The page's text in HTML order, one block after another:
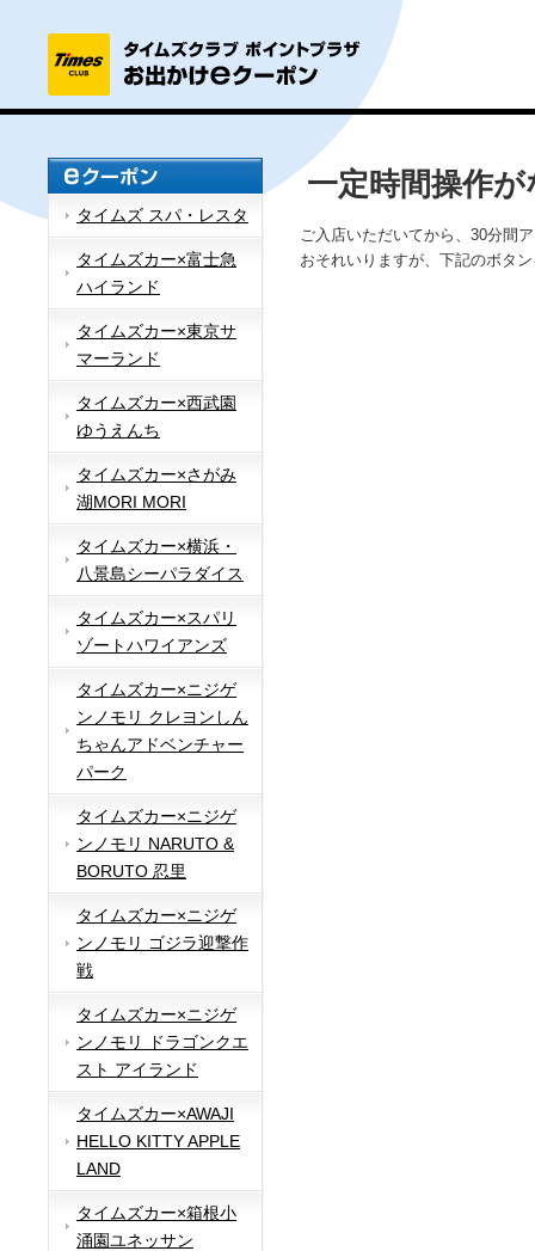
タイムズ スパ・レスタ
タイムズカー×富士急
ハイランド
タイムズカー×東京サ
マーランド
タイムズカー×西武園
ゆうえんち
タイムズカー×さがみ
湖MORI MORI
タイムズカー×横浜・
八景島シーパラダイス
タイムズカー×スパリ
ゾートハワイアンズ
タイムズカー×ニジゲ
ンノモリ クレヨンしん
ちゃんアドベンチャー
パーク
タイムズカー×ニジゲ
ンノモリ NARUTO &
BORUTO 忍里
タイムズカー×ニジゲ
ンノモリ ゴジラ迎撃作
戦
タイムズカー×ニジゲ
ンノモリ ドラゴンクエ
スト アイランド
タイムズカー×AWAJI
HELLO KITTY APPLE
LAND
タイムズカー×箱根小
涌園ユネッサン
一定時間操作
ご入店いただいてから、30分間
おそれいりますが、下記のボタ